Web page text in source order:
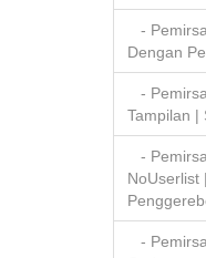
-
Dengan
-
Tampilan |
-
NoUserlist
-